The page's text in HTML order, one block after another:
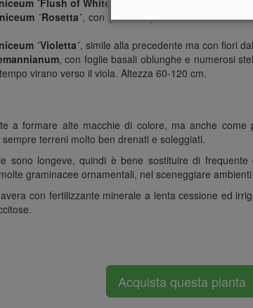
´Flush of White´
, con fiori bianco puro.
´Rosetta´, con grandi foglie basali e
´Violetta´, simile alla precedente ma con fiori
, con foglie basali oblunghe e numerosi
virano verso il viola. Altezza 60-120 cm.
a formare alte macchie di colore, ma anche
terreni molto ben drenati e soleggiati.
sono longeve, quindi è bene sostituire di
graminacee ornamentali, nel sceneggiare
con fertilizzante minerale a lenta cessione ed
Acquista questa pianta